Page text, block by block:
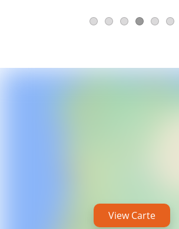
View Carte